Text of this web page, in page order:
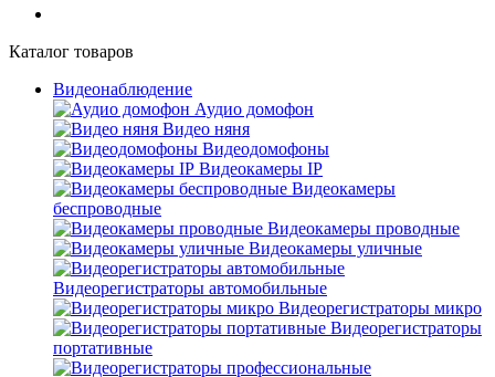
Каталог товаров
Видеонаблюдение
Аудио домофон
Видео няня
Видеодомофоны
Видеокамеры IP
Видеокамеры
беспроводные
Видеокамеры проводные
Видеокамеры уличные
Видеорегистраторы автомобильные
Видеорегистраторы микро
Видеорегистраторы
портативные